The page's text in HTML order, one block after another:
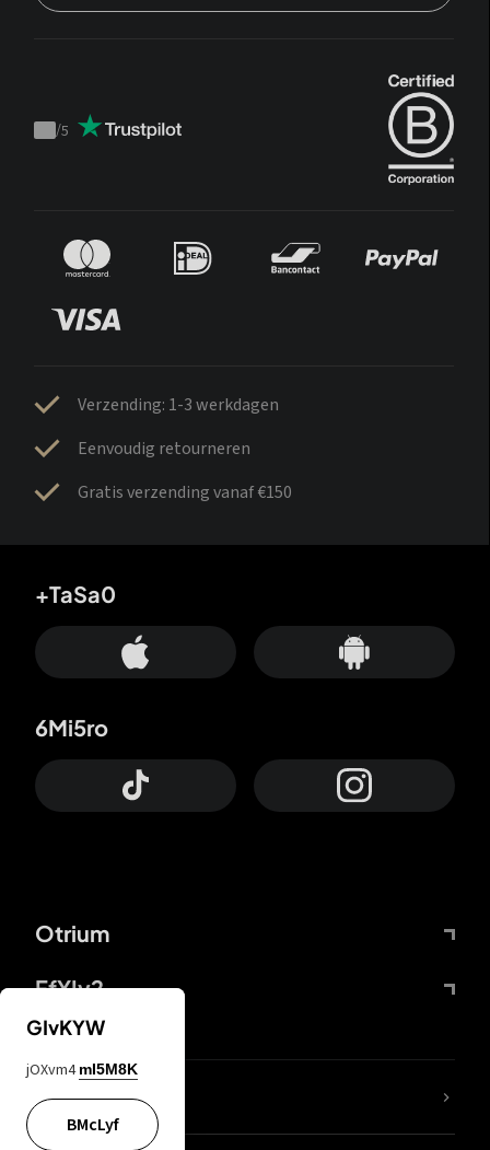
Trustpilot
/5
Verzending: 1-3 werkdagen
Eenvoudig retourneren
Gratis verzending vanaf €150
Otrium
FfYIy2
+TaSa0
6Mi5ro
ZbBJcb
GIvKYW
jOXvm4 mI5M8K
BMcLyf